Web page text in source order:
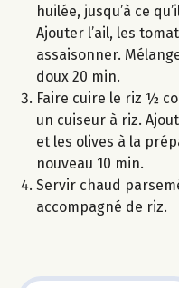
huilée, jusqu’à ce
Ajouter l’ail, les
assaisonner.
doux 20 min.
Faire cuire le riz ½
un cuiseur à riz.
et les olives à la
nouveau 10 min.
Servir chaud
accompagné de riz.